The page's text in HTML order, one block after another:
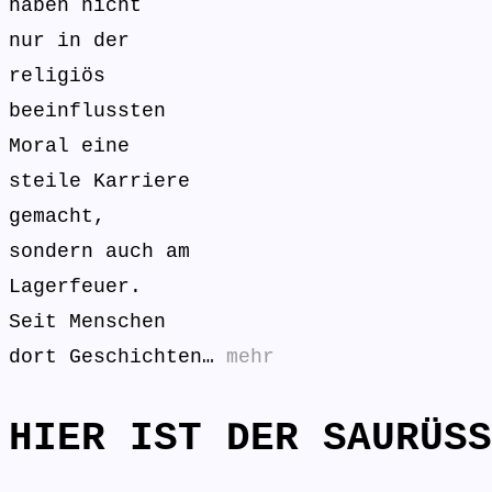
haben nicht
nur in der
religiös
beeinflussten
Moral eine
steile Karriere
gemacht,
sondern auch am
Lagerfeuer.
Seit Menschen
dort Geschichten… mehr
HIER IST DER